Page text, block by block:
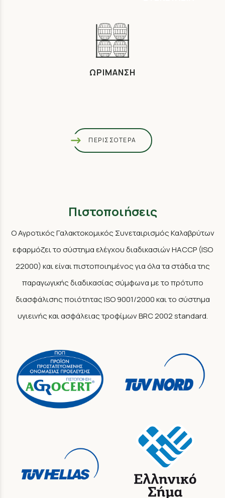
ΩΡΙΜΑΝΣΗ
ΠΕΡΙΣΣΟΤΕΡΑ
Πιστοποιήσεις
Ο Αγροτικός Γαλακτοκομικός Συνεταιρισμός Καλαβρύτων
εφαρμόζει το σύστημα ελέγχου διαδικασιών HACCP (ISO
22000) και είναι πιστοποιημένος για όλα τα στάδια της
παραγωγικής διαδικασίας σύμφωνα με το πρότυπο
διασφάλισης ποιότητας ISO 9001/2000 και το σύστημα
υγιεινής και ασφάλειας τροφίμων BRC 2002 standard.